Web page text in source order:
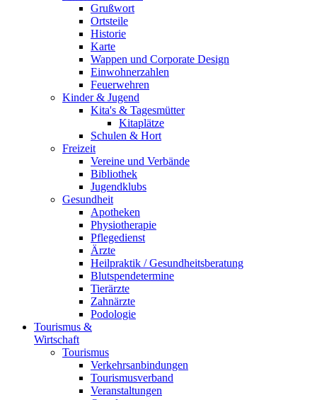
Grußwort
Ortsteile
Historie
Karte
Wappen und Corporate Design
Einwohnerzahlen
Feuerwehren
Kinder & Jugend
Kita's & Tagesmütter
Kitaplätze
Schulen & Hort
Freizeit
Vereine und Verbände
Bibliothek
Jugendklubs
Gesundheit
Apotheken
Physiotherapie
Pflegedienst
Ärzte
Heilpraktik / Gesundheitsberatung
Blutspendetermine
Tierärzte
Zahnärzte
Podologie
Tourismus &
Wirtschaft
Tourismus
Verkehrsanbindungen
Tourismusverband
Veranstaltungen